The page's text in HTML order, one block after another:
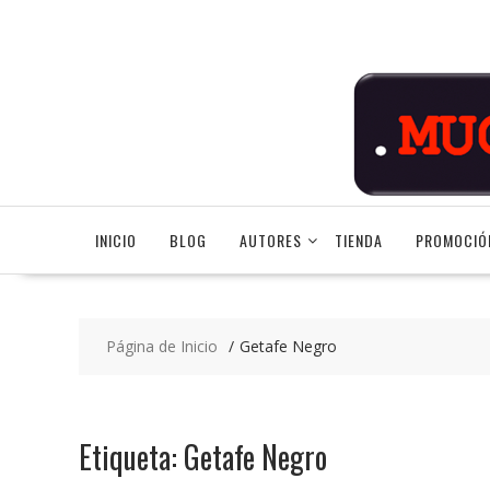
INICIO BLOG AUTORES TIENDA
Página de Inicio Getafe Negro
Etiqueta:Getafe Negro